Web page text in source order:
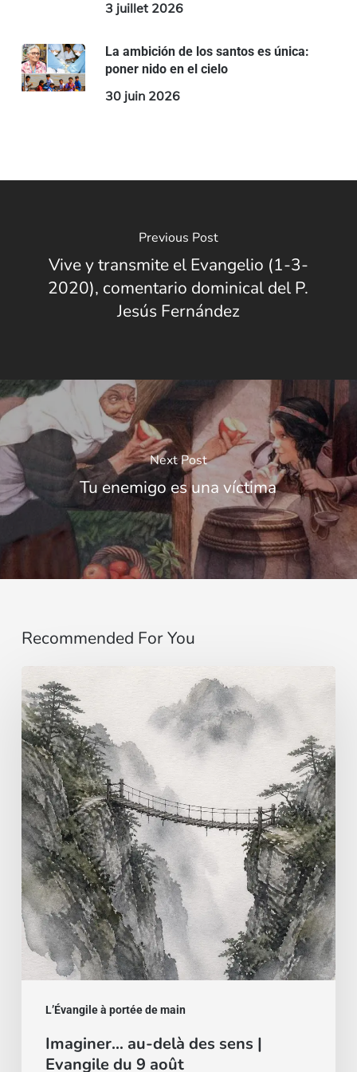
3 juillet 2026
La ambición de los santos es única:
poner nido en el cielo
30 juin 2026
Previous Post
Vive y transmite el Evangelio (1-3-
2020), comentario dominical del P.
Jesús Fernández
Next Post
Tu enemigo es una víctima
Recommended For You
L’Évangile à portée de main
Imaginer…
au-
delà
des
sens
|
Evangile
du
9
août
Imaginer… au-delà des sens |
Evangile du 9 août